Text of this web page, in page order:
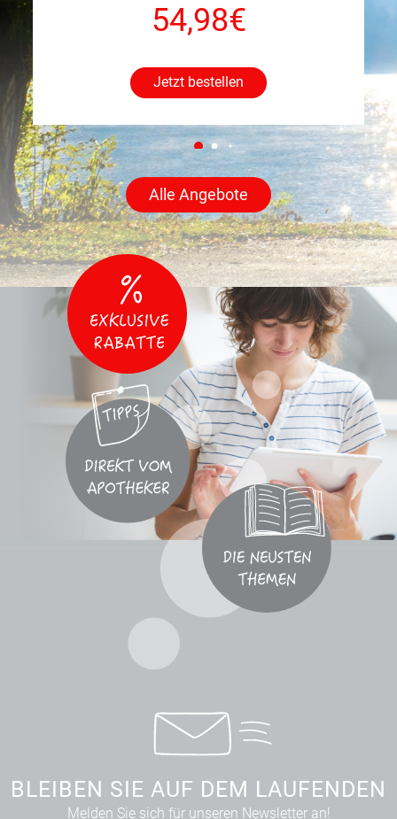
54,98€
Jetzt bestellen
Alle Angebote
BLEIBEN SIE AUF DEM LAUFENDEN
Melden Sie sich für unseren Newsletter an!